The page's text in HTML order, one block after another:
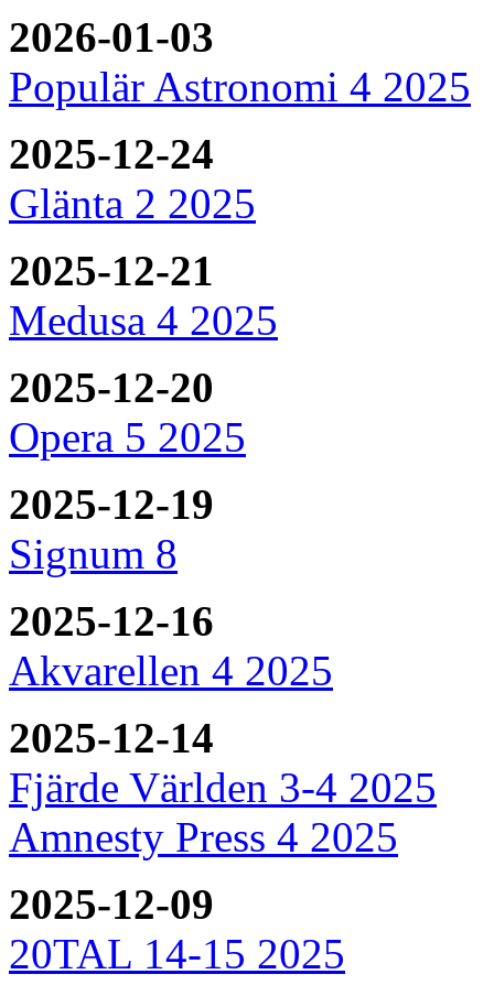
2026-01-03
Populär Astronomi 4 2025
2025-12-24
Glänta 2 2025
2025-12-21
Medusa 4 2025
2025-12-20
Opera 5 2025
2025-12-19
Signum 8
2025-12-16
Akvarellen 4 2025
2025-12-14
Fjärde Världen 3-4 2025
Amnesty Press 4 2025
2025-12-09
20TAL 14-15 2025